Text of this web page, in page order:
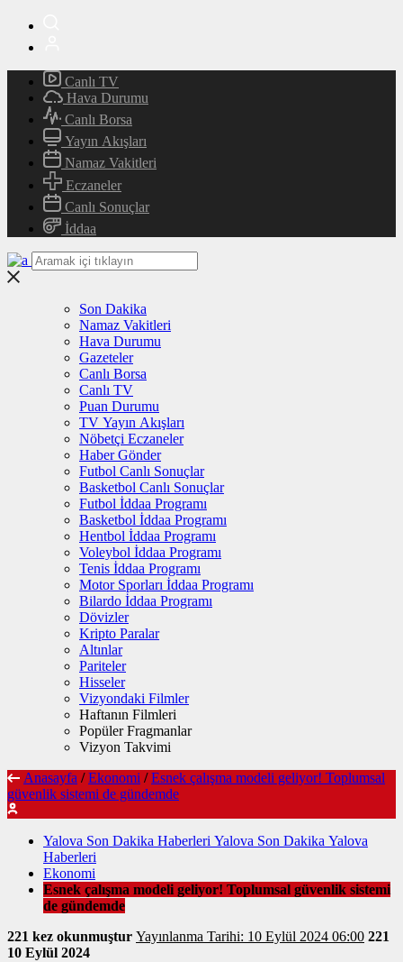
Canlı TV
Hava Durumu
Canlı Borsa
Yayın Akışları
Namaz Vakitleri
Eczaneler
Canlı Sonuçlar
İddaa
Son Dakika
Namaz Vakitleri
Hava Durumu
Gazeteler
Canlı Borsa
Canlı TV
Puan Durumu
TV Yayın Akışları
Nöbetçi Eczaneler
Haber Gönder
Futbol Canlı Sonuçlar
Basketbol Canlı Sonuçlar
Futbol İddaa Programı
Basketbol İddaa Programı
Hentbol İddaa Programı
Voleybol İddaa Programı
Tenis İddaa Programı
Motor Sporları İddaa Programı
Bilardo İddaa Programı
Dövizler
Kripto Paralar
Altınlar
Pariteler
Hisseler
Vizyondaki Filmler
Haftanın Filmleri
Popüler Fragmanlar
Vizyon Takvimi
Anasayfa / Ekonomi / Esnek çalışma modeli geliyor! Toplumsal
güvenlik sistemi de gündemde
Yalova Son Dakika Haberleri Yalova Son Dakika Yalova
Haberleri
Ekonomi
Esnek çalışma modeli geliyor! Toplumsal güvenlik sistemi
de gündemde
221 kez okunmuştur
Yayınlanma Tarihi: 10 Eylül 2024 06:00 221
10 Eylül 2024